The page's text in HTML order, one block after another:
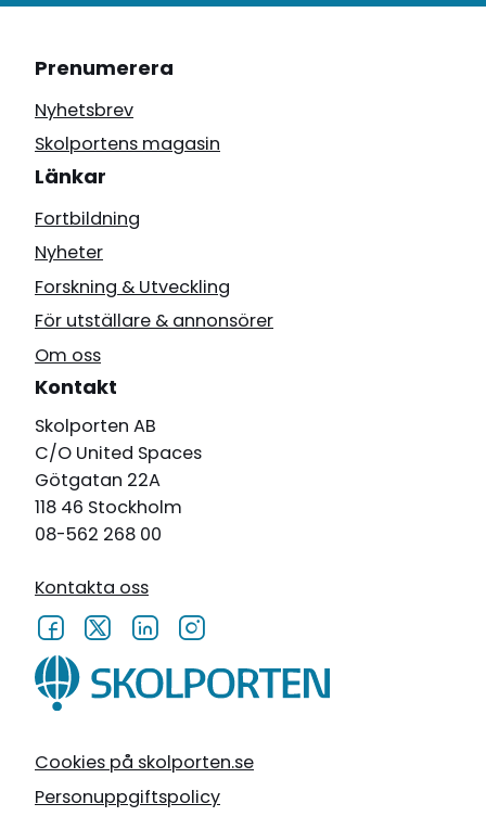
Cookies på skolporten.se
Personuppgiftspolicy
Prenumerera
Nyhetsbrev
Skolportens magasin
Länkar
Fortbildning
Nyheter
Forskning & Utveckling
För utställare & annonsörer
Om oss
Kontakt
Skolporten AB
C/O United Spaces
Götgatan 22A
118 46 Stockholm
08-562 268 00
Kontakta oss